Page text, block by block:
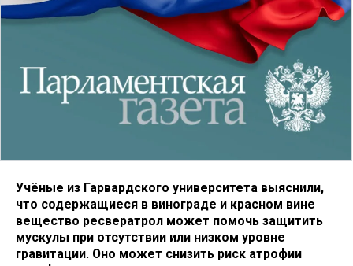
Учёные из Гарвардского университета выяснили,
что содержащиеся в винограде и красном вине
вещество ресвератрол может помочь защитить
мускулы при отсутствии или низком уровне
гравитации. Оно может снизить риск атрофии